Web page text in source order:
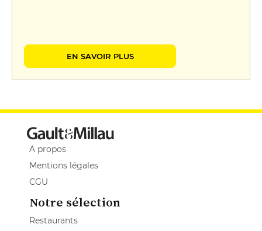
EN SAVOIR PLUS
A propos
Mentions légales
CGU
Notre sélection
Restaurants